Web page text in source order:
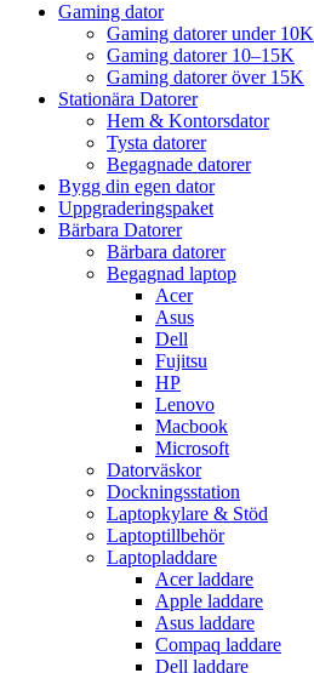
Gaming dator
Gaming datorer under 10K
Gaming datorer 10–15K
Gaming datorer över 15K
Stationära Datorer
Hem & Kontorsdator
Tysta datorer
Begagnade datorer
Bygg din egen dator
Uppgraderingspaket
Bärbara Datorer
Bärbara datorer
Begagnad laptop
Acer
Asus
Dell
Fujitsu
HP
Lenovo
Macbook
Microsoft
Datorväskor
Dockningsstation
Laptopkylare & Stöd
Laptoptillbehör
Laptopladdare
Acer laddare
Apple laddare
Asus laddare
Compaq laddare
Dell laddare